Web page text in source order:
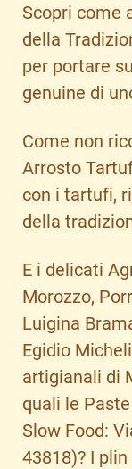
Scopri come
della
per portare
genuine di
Come non
Arrosto
con i tartufi,
della
E i delicati
Morozzo,
Luigina
Egidio
artigianali di
quali le
Slow Food:
43818)? I